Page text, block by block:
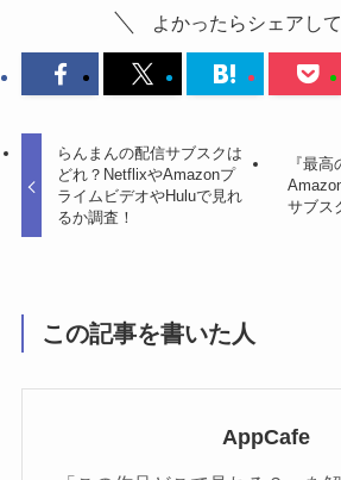
よかったらシェアして
らんまんの配信サブスクは
どれ？NetflixやAmazonプ
ライムビデオやHuluで見れ
るか調査！
『最
サブス
この記事を書いた人
AppCafe